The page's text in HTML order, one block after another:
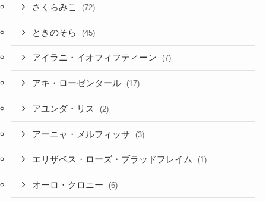
さくらみこ (72)
ときのそら (45)
アイラニ・イオフィフティーン (7)
アキ・ローゼンタール (17)
アユンダ・リス (2)
アーニャ・メルフィッサ (3)
エリザベス・ローズ・ブラッドフレイム (1)
オーロ・クロニー (6)